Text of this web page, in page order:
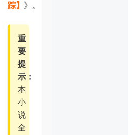
踪】 》。
重
要
提
示：
本
小
说
全